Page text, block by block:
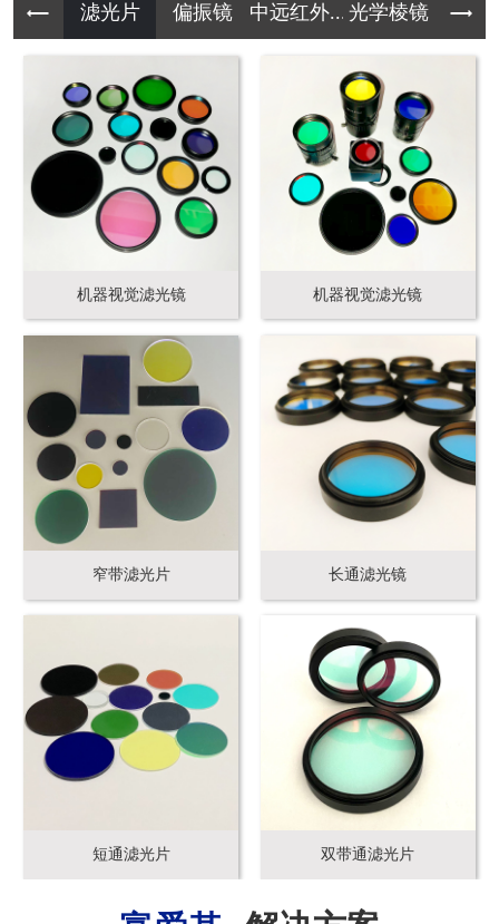
滤光片 偏振镜 中远红外... 光学棱镜 其它
机器视觉滤光镜 机器视觉滤光镜
窄带滤光片 长通滤光镜
短通滤光片 双带通滤光片